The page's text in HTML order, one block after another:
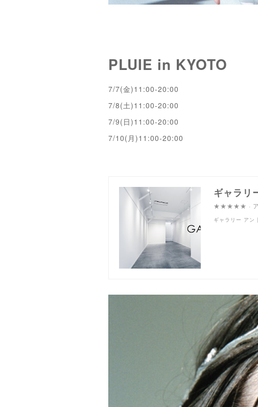
PLUIE in KYOTO
7/7(金)11:00-20:00
7/8(土)11:00-20:00
7/9(日)11:00-20:00
7/10(月)11:00-20:00
★★★★★ · ア
ギャラリー ア